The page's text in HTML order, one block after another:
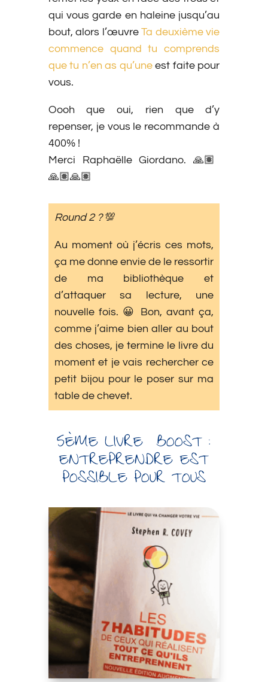
qui vous garde en haleine jusqu’au
bout, alors l’œuvreTa deuxième vie
commence quand tu comprends
que tu n’en as qu’uneest faite pour
vous.
Oooh que oui, rien que d’y
repenser, je vous le recommande à
400% !
Merci Raphaëlle Giordano. 🙏🏽
🙏🏽🙏🏽
Round 2 ?💯
Au moment où j’écris ces mots,
ça me donne envie de le ressortir
de ma bibliothèque et
d’attaquer sa lecture, une
nouvelle fois. 😀 Bon, avant ça,
comme j’aime bien aller au bout
des choses, je termine le livre du
moment et je vais rechercher ce
petit bijou pour le poser sur ma
table de chevet.
5ÈME LIVRE BOOST :
ENTREPRENDRE EST
POSSIBLE POUR TOUS